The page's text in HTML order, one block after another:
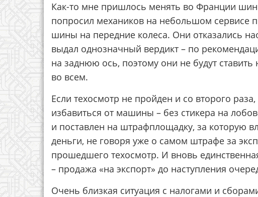
Как-то мне пришлось менять во Франции
попросил механиков на небольшом сервисе
шины на передние колеса. Они отказались
выдал однозначный вердикт – по
на заднюю ось, поэтому они не будут
во всем.
Если техосмотр не пройден и со второго
избавиться от машины – без стикера на
и поставлен на штрафплощадку, за которую
деньги, не говоря уже о самом штрафе за
прошедшего техосмотр. И вновь
– продажа «на экспорт» до наступления
Очень близкая ситуация с налогами и